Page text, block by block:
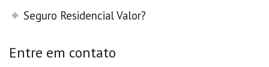
Seguro Residencial Valor?
Entre em contato